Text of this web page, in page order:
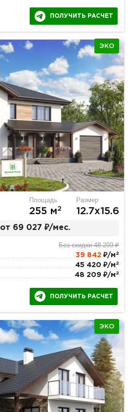
ПОЛУЧИТЬ РАСЧЕТ
ЭКО
Площадь
255 м2
Размер
12.7х15.6
от 69 027 ₽/мес.
Без скидки 48 209 ₽
39 842 ₽/м 2
45 420 ₽/м 2
48 209 ₽/м 2
ПОЛУЧИТЬ РАСЧЕТ
ЭКО